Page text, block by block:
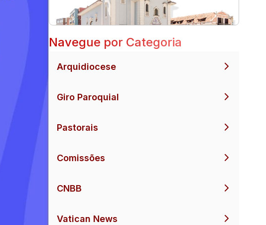
Navegue por Categoria
Arquidiocese
Giro Paroquial
Pastorais
Comissões
CNBB
Vatican News